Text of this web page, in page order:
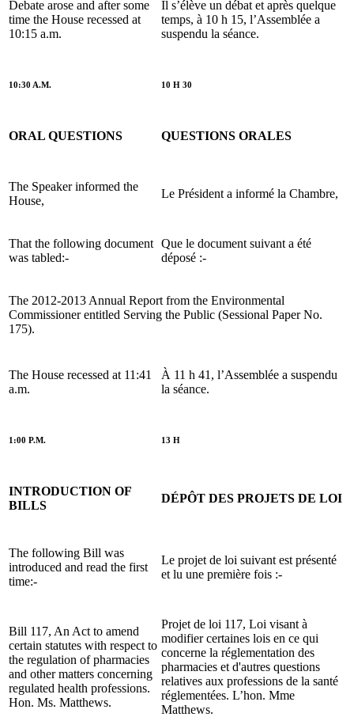
Debate arose and after some
time the House recessed at
10:15 a.m.
Il s’élève un débat et après quelque
temps, à 10 h 15, l’Assemblée a
suspendu la séance.
10:30 A.M. 10 H 30
ORAL QUESTIONS QUESTIONS ORALES
The Speaker informed the
House,
Le Président a informé la Chambre,
That the following document
was tabled:-
Que le document suivant a été
déposé :-
The 2012-2013 Annual Report from the Environmental
Commissioner entitled Serving the Public (Sessional Paper No.
175).
The House recessed at 11:41
a.m.
À 11 h 41, l’Assemblée a suspendu
la séance.
1:00 P.M. 13 H
INTRODUCTION OF
BILLS
DÉPÔT DES PROJETS DE LOI
The following Bill was
introduced and read the first
time:-
Le projet de loi suivant est présenté
et lu une première fois :-
Bill 117, An Act to amend
certain statutes with respect to
the regulation of pharmacies
and other matters concerning
regulated health professions.
Hon. Ms. Matthews.
Projet de loi 117, Loi visant à
modifier certaines lois en ce qui
concerne la réglementation des
pharmacies et d'autres questions
relatives aux professions de la santé
réglementées. L’hon. Mme
Matthews.